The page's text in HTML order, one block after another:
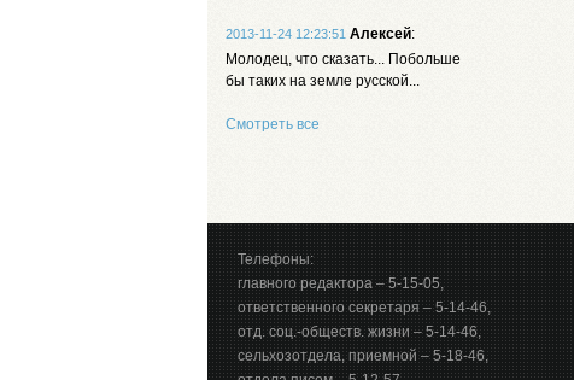
2013-11-24 12:23:51 Алексей:
Молодец, что сказать... Побольше
бы таких на земле русской...
Смотреть все
Телефоны:
главного редактора – 5-15-05,
ответственного секретаря – 5-14-46,
отд. соц.-обществ. жизни – 5-14-46,
сельхозотдела, приемной – 5-18-46,